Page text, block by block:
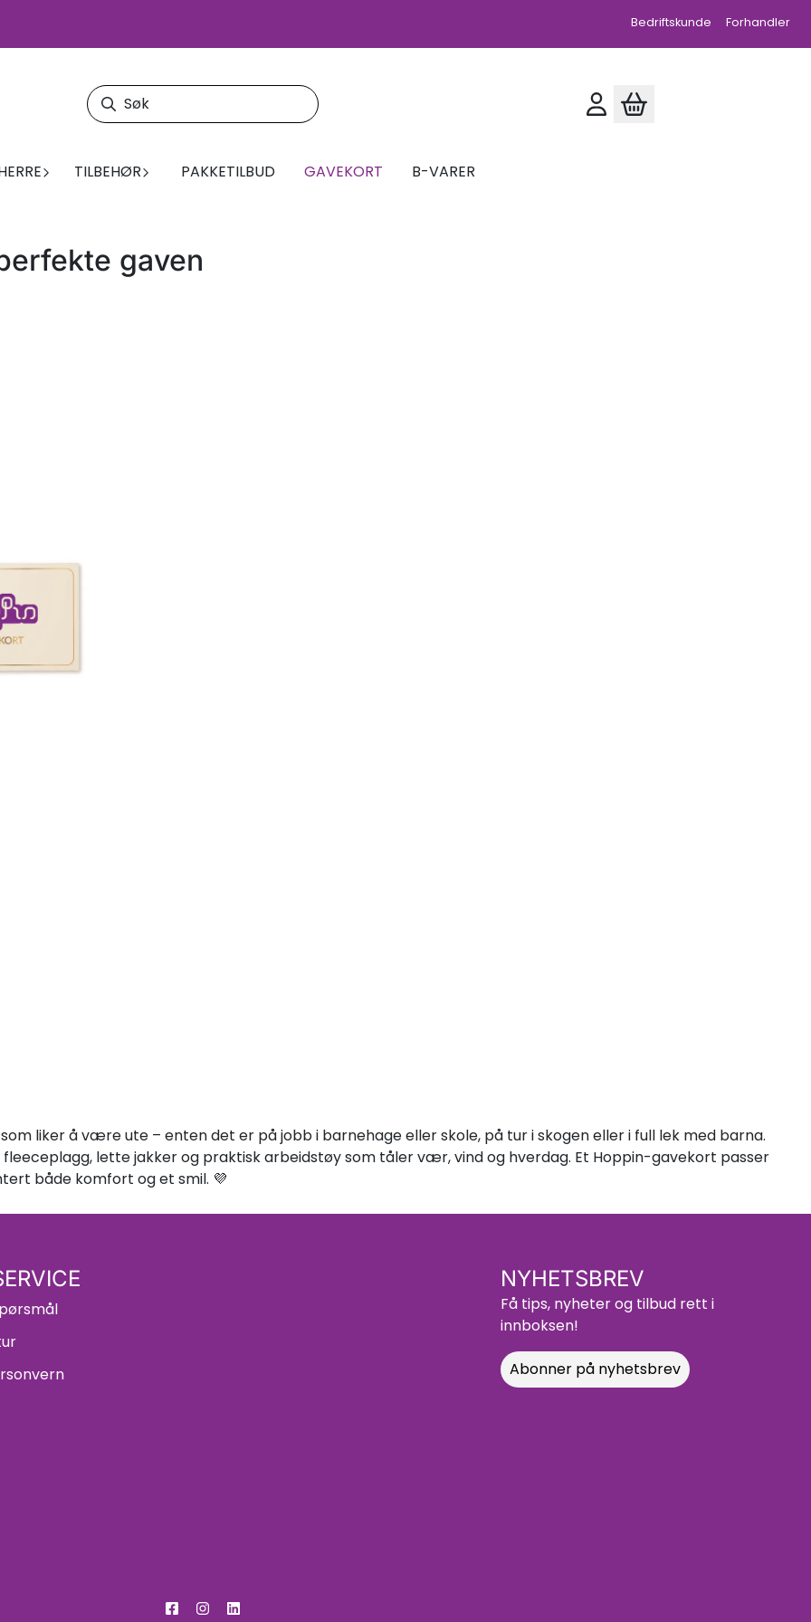
Bedriftskunde Forhandler
TILBEHØR PAKKETILBUD GAVEKORT B-VARER
gaven
liker å være ute – enten det er på jobb i barnehage eller skole, på tur i skogen eller i full lek med barna.
lette jakker og praktisk arbeidstøy som tåler vær, vind og hverdag. Et Hoppin-gavekort passer
både komfort og et smil. 💜
NYHETSBREV
Få tips, nyheter og tilbud rett i
innboksen!
Abonner på nyhetsbrev